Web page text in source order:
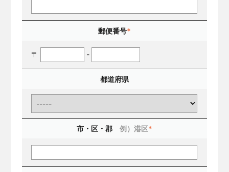
郵便番号*
〒 -
都道府県
市・区・郡 例）港区*